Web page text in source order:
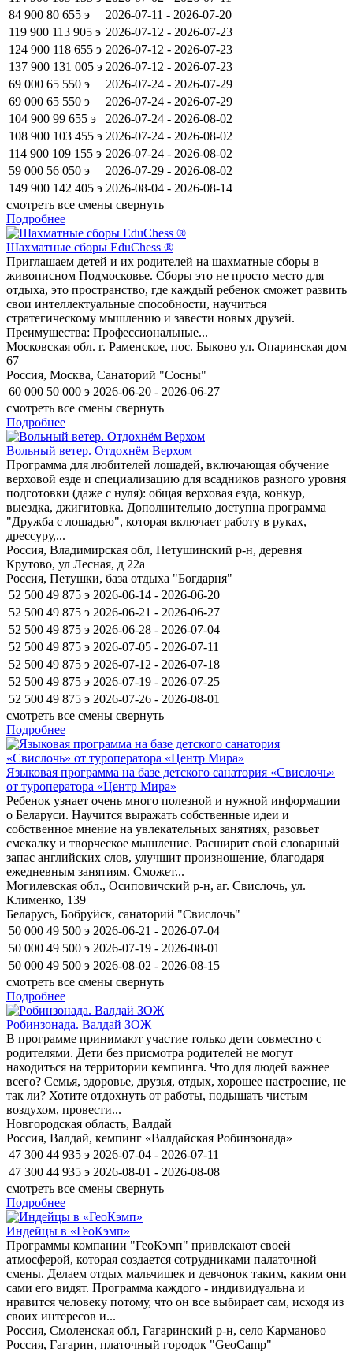
84 900 80 655 э
2026-07-11 - 2026-07-20
119 900 113 905 э 2026-07-12 - 2026-07-23
124 900 118 655 э 2026-07-12 - 2026-07-23
137 900 131 005 э 2026-07-12 - 2026-07-23
69 000 65 550 э
2026-07-24 - 2026-07-29
69 000 65 550 э
2026-07-24 - 2026-07-29
104 900 99 655 э
2026-07-24 - 2026-08-02
108 900 103 455 э 2026-07-24 - 2026-08-02
114 900 109 155 э 2026-07-24 - 2026-08-02
59 000 56 050 э
2026-07-29 - 2026-08-02
149 900 142 405 э 2026-08-04 - 2026-08-14
смотреть все смены свернуть
Подробнее
Шахматные сборы EduСhess ®
Приглашаем детей и их родителей на шахматные сборы в
живописном Подмосковье. Сборы это не просто место для
отдыха, это пространство, где каждый ребенок сможет развить
свои интеллектуальные способности, научиться
стратегическому мышлению и завести новых друзей.
Преимущества: Профессиональные...
Московская обл. г. Раменское, пос. Быково ул. Опаринская дом
67
Россия, Москва, Санаторий "Сосны"
60 000 50 000 э 2026-06-20 - 2026-06-27
смотреть все смены свернуть
Подробнее
Вольный ветер. Отдохнём Верхом
Программа для любителей лошадей, включающая обучение
верховой езде и специализацию для всадников разного уровня
подготовки (даже с нуля): общая верховая езда, конкур,
выездка, джигитовка. Дополнительно доступна программа
"Дружба с лошадью", которая включает работу в руках,
дрессуру,...
Россия, Владимирская обл, Петушинский р-н, деревня
Крутово, ул Лесная, д 22а
Россия, Петушки, база отдыха "Богдарня"
52 500 49 875 э 2026-06-14 - 2026-06-20
52 500 49 875 э 2026-06-21 - 2026-06-27
52 500 49 875 э 2026-06-28 - 2026-07-04
52 500 49 875 э 2026-07-05 - 2026-07-11
52 500 49 875 э 2026-07-12 - 2026-07-18
52 500 49 875 э 2026-07-19 - 2026-07-25
52 500 49 875 э 2026-07-26 - 2026-08-01
смотреть все смены свернуть
Подробнее
Языковая программа на базе детского санатория «Свислочь»
от туроператора «Центр Мира»
Ребенок узнает очень много полезной и нужной информации
о Беларуси. Научится выражать собственные идеи и
собственное мнение на увлекательных занятиях, разовьет
смекалку и творческое мышление. Расширит свой словарный
запас английских слов, улучшит произношение, благодаря
ежедневным занятиям. Сможет...
Могилевская обл., Осиповичский р-н, аг. Свислочь, ул.
Клименко, 139
Беларусь, Бобруйск, санаторий "Свислочь"
50 000 49 500 э 2026-06-21 - 2026-07-04
50 000 49 500 э 2026-07-19 - 2026-08-01
50 000 49 500 э 2026-08-02 - 2026-08-15
смотреть все смены свернуть
Подробнее
Робинзонада. Валдай ЗОЖ
В программе принимают участие только дети совместно с
родителями. Дети без присмотра родителей не могут
находиться на территории кемпинга. Что для людей важнее
всего? Семья, здоровье, друзья, отдых, хорошее настроение, не
так ли? Хотите отдохнуть от работы, подышать чистым
воздухом, провести...
Новгородская область, Валдай
Россия, Валдай, кемпинг «Валдайская Робинзонада»
47 300 44 935 э 2026-07-04 - 2026-07-11
47 300 44 935 э 2026-08-01 - 2026-08-08
смотреть все смены свернуть
Подробнее
Индейцы в «ГеоКэмп»
Программы компании "ГеоКэмп" привлекают своей
атмосферой, которая создается сотрудниками палаточной
смены. Делаем отдых мальчишек и девчонок таким, каким они
сами его видят. Программа каждого - индивидуальна и
нравится человеку потому, что он все выбирает сам, исходя из
своих интересов и...
Россия, Смоленская обл, Гагаринский р-н, село Карманово
Россия, Гагарин, платочный городок "GeoCamp"